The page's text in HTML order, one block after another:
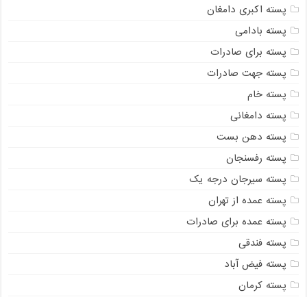
پسته اکبری دامغان
پسته بادامی
پسته برای صادرات
پسته جهت صادرات
پسته خام
پسته دامغانی
پسته دهن بست
پسته رفسنجان
پسته سیرجان درجه یک
پسته عمده از تهران
پسته عمده برای صادرات
پسته فندقی
پسته فیض آباد
پسته کرمان